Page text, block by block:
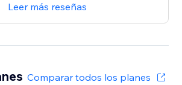
Leer más reseñas
Comparar todos los planes